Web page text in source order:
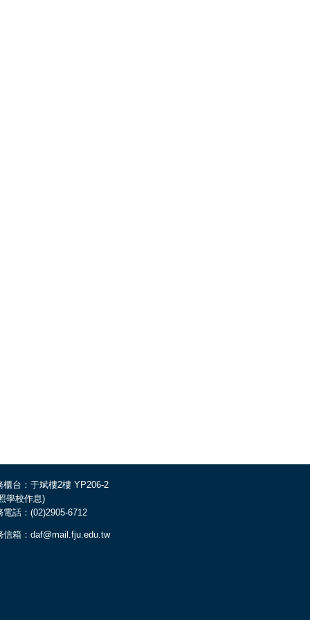
櫃台：于斌樓2樓 YP206-2
學校作息)
電話：(02)2905-6712
信箱：daf@mail.fju.edu.tw